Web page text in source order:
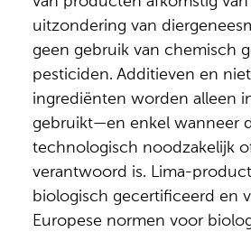
uitzondering van
geen gebruik van chemisch
pesticiden. Additieven en
ingrediënten worden alleen
gebruikt—en enkel wanneer
technologisch noodzakelijk
verantwoord is. Lima-
biologisch gecertificeerd en
Europese normen voor